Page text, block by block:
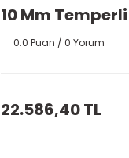
10 Mm
0.0 Puan / 0 Yorum
22.586,40 TL